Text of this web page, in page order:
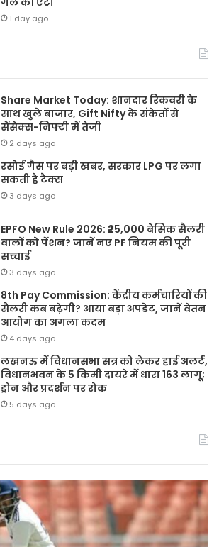
1 day ago
Share Market Today: शानदार रिकवरी के
साथ खुले बाजार, Gift Nifty के संकेतों से
सेंसेक्स-निफ्टी में तेजी
2 days ago
रसोई गैस पर बड़ी खबर, सरकार LPG पर लगा
सकती है टैक्स
3 days ago
EPFO New Rule 2026: ₹25,000 बेसिक सैलरी
वालों को पेंशन? जानें नए PF नियम की पूरी
सच्चाई
3 days ago
8th Pay Commission: केंद्रीय कर्मचारियों की
सैलरी कब बढ़ेगी? आया बड़ा अपडेट, जानें वेतन
आयोग का अगला कदम
4 days ago
लखनऊ में विधानसभा सत्र को लेकर हाई अलर्ट,
विधानभवन के 5 किमी दायरे में धारा 163 लागू;
ड्रोन और प्रदर्शन पर रोक
5 days ago